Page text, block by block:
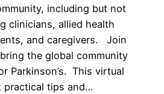
including but not
clinicians, allied health
and caregivers. Join
the global community
Parkinson’s. This virtual
practical tips and…